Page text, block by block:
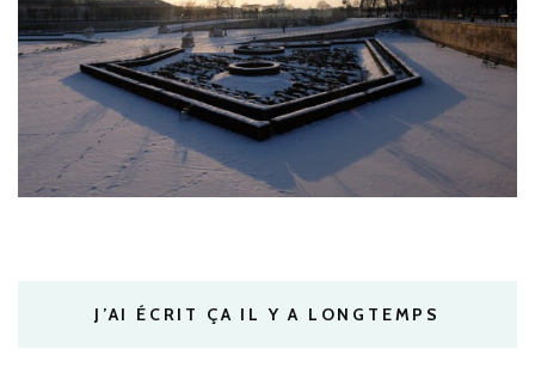
J’AI ÉCRIT ÇA IL Y A LONGTEMPS